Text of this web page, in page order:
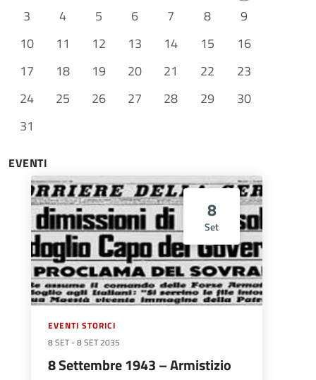
3
4 5 6 7 8
9
10
11 12 13 14 15
16
17
18 19 20 21 22
23
24
25 26 27 28 29
30
31
EVENTI
8
Set
EVENTI STORICI
8 SET -8 SET 2035
8 Settembre 1943 – Armistizio